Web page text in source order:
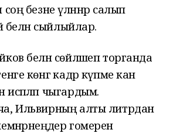
безне үләннәр салып
белән сыйлыйлар.
белән сөйләшеп торганда
көнгә кадәр күпме кан
чыгардым.
Ильвирның алты литрдан
гомерен